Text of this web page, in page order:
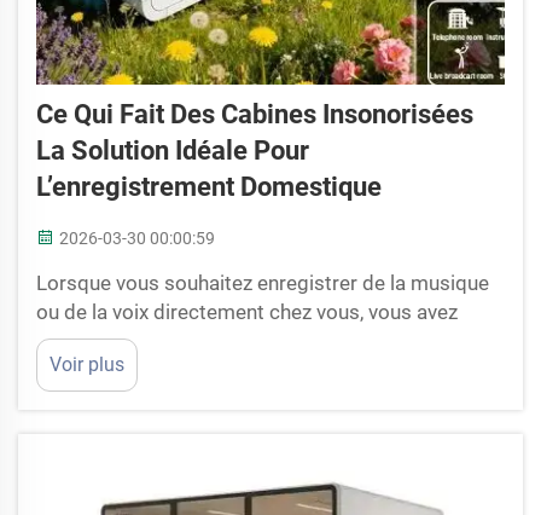
Ce Qui Fait Des Cabines Insonorisées
La Solution Idéale Pour
L’enregistrement Domestique
2026-03-30 00:00:59
Lorsque vous souhaitez enregistrer de la musique
ou de la voix directement chez vous, vous avez
vraiment besoin d’un endroit calme. C’est là que les
cabines insonorisées entrent en jeu. Il s’agit de
petites pièces spéciales conçues pour retenir le
Voir plus